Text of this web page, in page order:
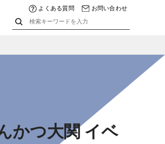
よくある質問 お問い合わせ
かつ大関 イベ